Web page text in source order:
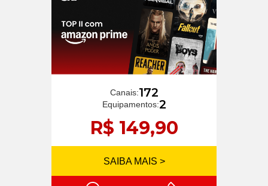
Canais:172
Equipamentos:2
R$ 149,90
SAIBA MAIS >